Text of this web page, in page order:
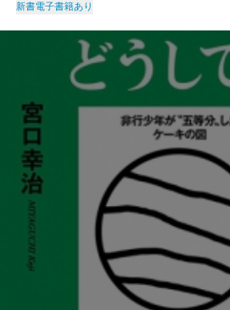
新書電子書籍あり